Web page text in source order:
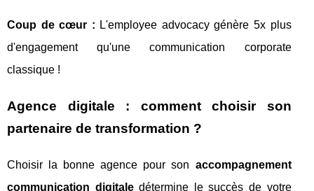
Coup de cœur : L'employee advocacy génère 5x plus
d'engagement qu'une communication corporate
classique !
Agence digitale : comment choisir son
partenaire de transformation ?
Choisir la bonne agence pour son accompagnement
communication digitaledétermine le succès de votre